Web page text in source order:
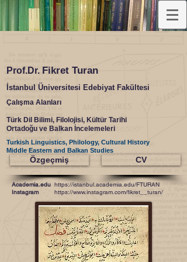
Prof.Dr. Fikret Turan
Özgeçmiş CV
Çalışma Alanları
Türk Dil Bilimi, Filolojisi, Kültür Tarihi
Ortadoğu ve Balkan İncelemeleri
İstanbul Üniversitesi Edebiyat Fakültesi
Turkish Linguistics, Philology, Cultural History
Middle Eastern and Balkan Studies
Academia.edu https://istanbul.academia.edu/FTURAN
Instagram
https://www.instagram.com/fikret__turan/